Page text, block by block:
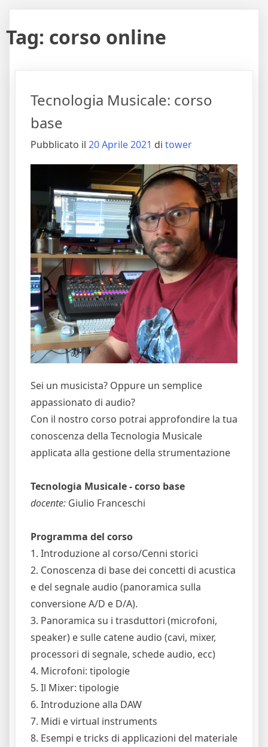
Tag: corso online
Tecnologia Musicale: corso
base
Pubblicato il 20 Aprile 2021 di tower
Sei un musicista? Oppure un semplice
appassionato di audio?
Con il nostro corso potrai approfondire la tua
conoscenza della Tecnologia Musicale
applicata alla gestione della strumentazione
Tecnologia Musicale - corso base
docente: Giulio Franceschi
Programma del corso
1. Introduzione al corso/Cenni storici
2. Conoscenza di base dei concetti di acustica
e del segnale audio (panoramica sulla
conversione A/D e D/A).
3. Panoramica su i trasduttori (microfoni,
speaker) e sulle catene audio (cavi, mixer,
processori di segnale, schede audio, ecc)
4. Microfoni: tipologie
5. Il Mixer: tipologie
6. Introduzione alla DAW
7. Midi e virtual instruments
8. Esempi e tricks di applicazioni del materiale